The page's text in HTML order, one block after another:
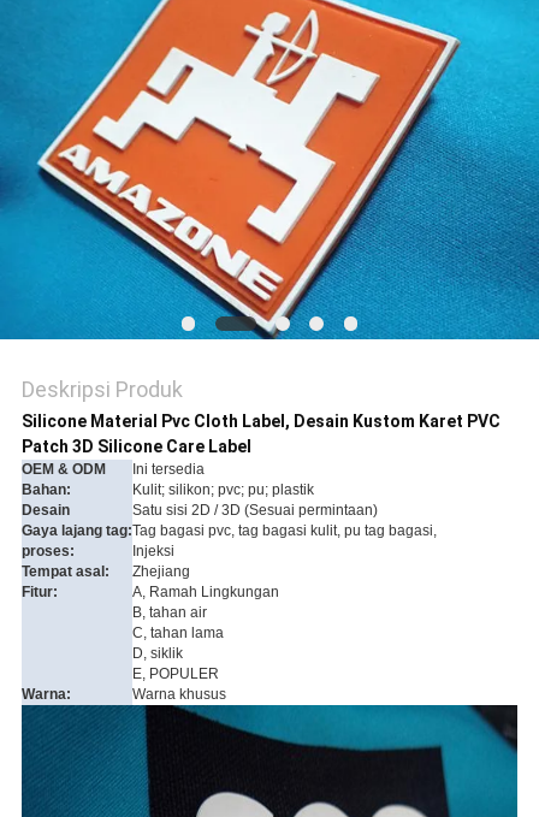
KEBIJAKAN
PRIVASI
Deskripsi Produk
Silicone Material Pvc Cloth Label, Desain Kustom Karet PVC
Patch 3D Silicone Care Label
OEM & ODM
Ini tersedia
Bahan:
Kulit; silikon; pvc; pu; plastik
Desain
Satu sisi 2D / 3D (Sesuai permintaan)
Gaya lajang tag:Tag bagasi pvc, tag bagasi kulit, pu tag bagasi,
proses:
Injeksi
Tempat asal:
Zhejiang
Fitur:
A, Ramah Lingkungan
B, tahan air
C, tahan lama
D, siklik
E, POPULER
Warna:
Warna khusus